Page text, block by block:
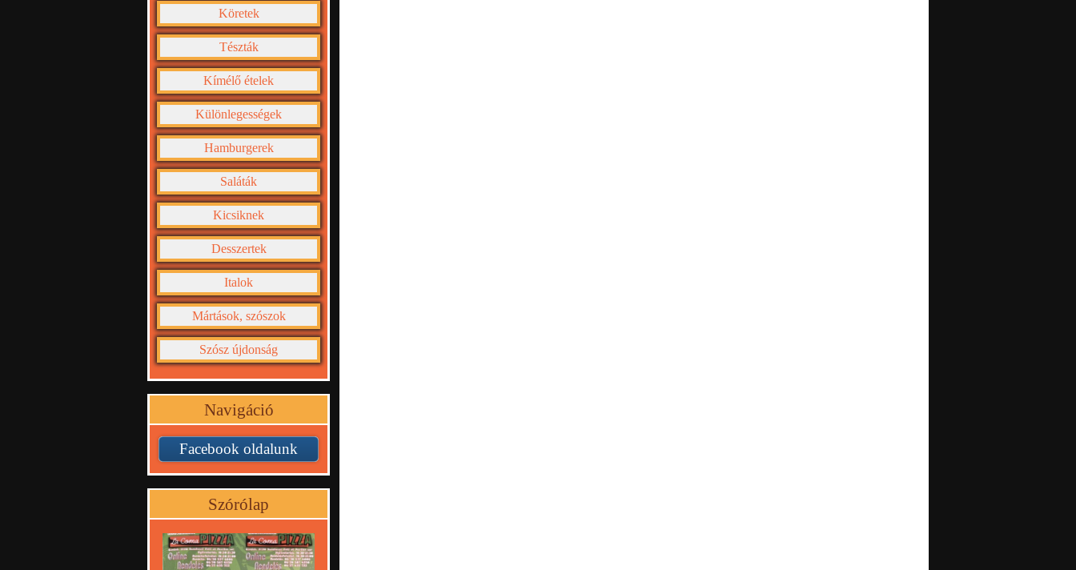
Köretek
Tészták
Kímélő ételek
Különlegességek
Hamburgerek
Saláták
Kicsiknek
Desszertek
Italok
Mártások, szószok
Szósz újdonság
Navigáció
Facebook oldalunk
Szórólap